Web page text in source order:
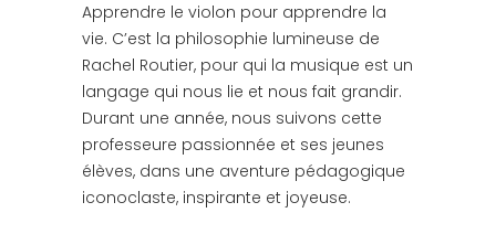
Apprendre le violon pour apprendre la
vie. C’est la philosophie lumineuse de
Rachel Routier, pour qui la musique est un
langage qui nous lie et nous fait grandir.
Durant une année, nous suivons cette
professeure passionnée et ses jeunes
élèves, dans une aventure pédagogique
iconoclaste, inspirante et joyeuse.